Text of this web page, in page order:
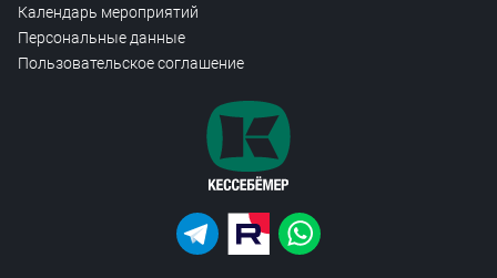
Календарь мероприятий
Персональные данные
Пользовательское соглашение